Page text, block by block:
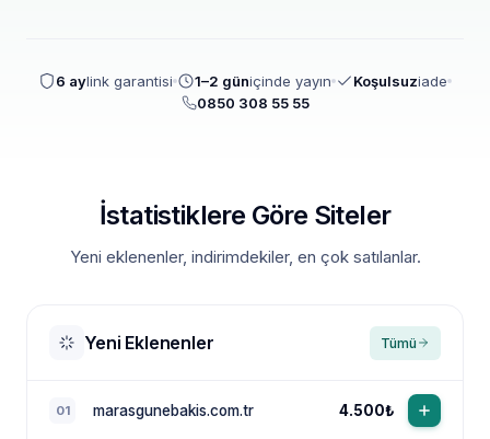
6 aylink garantisi 1–2 güniçinde yayın Koşulsuziade
0850 308 55 55
İstatistiklere Göre Siteler
Yeni eklenenler, indirimdekiler, en çok satılanlar.
Yeni Eklenenler Tümü
01 marasgunebakis.com.tr 4.500₺